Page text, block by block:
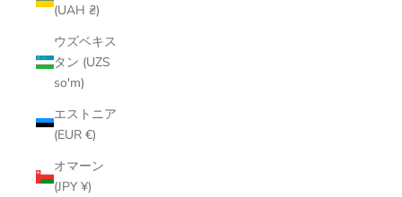
(UAH ₴)
ウズベキス
タン (UZS
so'm)
エストニア
(EUR €)
オマーン
(JPY ¥)